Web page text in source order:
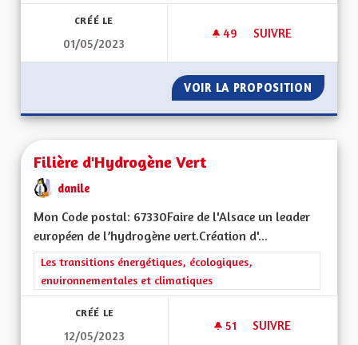
CRÉÉ LE
01/05/2023
49 49 ABONNÉS
SUIVRE
VOIR LA PROPOSITION
Filière d'Hydrogène Vert
danile
Mon Code postal: 67330Faire de l'Alsace un leader
européen de l’hydrogène vert.Création d'...
Filtrer les résultats de la catégorie : Les transitions
Les transitions énergétiques, écologiques,
environnementales et climatiques
CRÉÉ LE
12/05/2023
51 51 ABONNÉS
SUIVRE